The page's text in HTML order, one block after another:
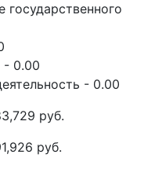
- 0.00
- 0.00
руб.
руб.